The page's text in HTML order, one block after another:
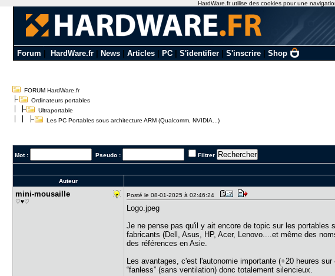
Forum HardWare.fr| News| Articles| PC| S'identifier| S'inscrire| Shop
FORUM HardWare.fr
Ordinateurs portables
Ultraportable
Les PC Portables sous architecture ARM (Qualcomm, NVIDIA...)
Mot : Pseudo : Filtrer
Auteur
mini-mousa​ille
♡♥♡
Posté le 08-01-2025 à 02:46:24
Logo.jpeg
Je ne pense pas qu'il y ait encore de topic sur les
fabricants (Dell, Asus, HP, Acer, Lenovo....et même des
des références en Asie.
Les avantages, c'est l'autonomie importante (+20 heures
“fanless” (sans ventilation) donc totalement silencieux.
HardWare.fr utilise des cookies pour une